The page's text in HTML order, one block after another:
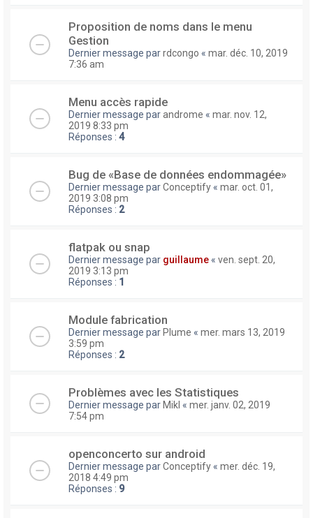
Proposition de noms dans le menu
Gestion
Dernier message parrdcongo « mar. déc. 10, 2019
7:36 am
Menu accès rapide
Dernier message parandrome « mar. nov. 12,
2019 8:33 pm
Réponses : 4
Bug de «Base de données endommagée»
Dernier message parConceptify « mar. oct. 01,
2019 3:08 pm
Réponses : 2
flatpak ou snap
Dernier message par guillaume « ven. sept. 20,
2019 3:13 pm
Réponses : 1
Module fabrication
Dernier message parPlume « mer. mars 13, 2019
3:59 pm
Réponses : 2
Problèmes avec les Statistiques
Dernier message parMikl « mer. janv. 02, 2019
7:54 pm
openconcerto sur android
Dernier message parConceptify « mer. déc. 19,
2018 4:49 pm
Réponses : 9